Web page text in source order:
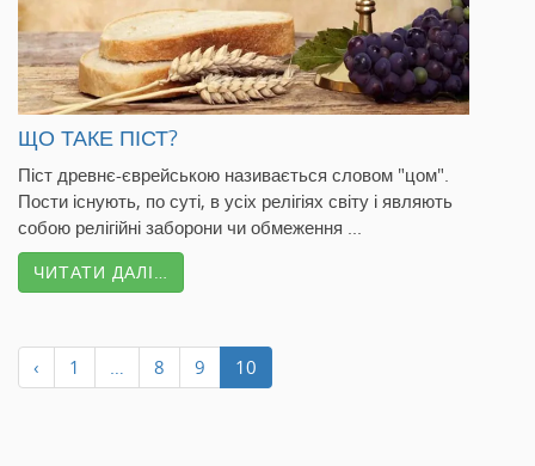
ЩО ТАКЕ ПІСТ?
Піст древнє-єврейською називається словом "цом".
Пости існують, по суті, в усіх релігіях світу і являють
собою релігійні заборони чи обмеження ...
ЧИТАТИ ДАЛІ…
‹ 1 8 9 10